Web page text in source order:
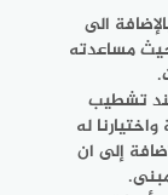
الى
مساعدته
عند تشطيب
له
إلى ان